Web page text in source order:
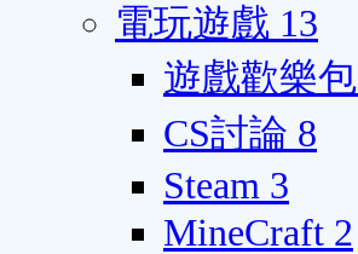
電玩遊戲 13
遊戲歡樂包
CS討論 8
Steam 3
MineCraft 2